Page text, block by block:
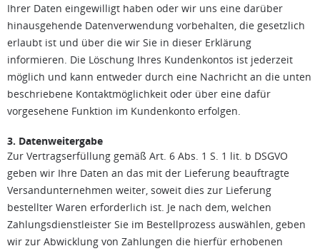
Ihrer Daten eingewilligt haben oder wir uns eine darüber
hinausgehende Datenverwendung vorbehalten, die gesetzlich
erlaubt ist und über die wir Sie in dieser Erklärung
informieren. Die Löschung Ihres Kundenkontos ist jederzeit
möglich und kann entweder durch eine Nachricht an die unten
beschriebene Kontaktmöglichkeit oder über eine dafür
vorgesehene Funktion im Kundenkonto erfolgen.
3. Datenweitergabe
Zur Vertragserfüllung gemäß Art. 6 Abs. 1 S. 1 lit. b DSGVO
geben wir Ihre Daten an das mit der Lieferung beauftragte
Versandunternehmen weiter, soweit dies zur Lieferung
bestellter Waren erforderlich ist. Je nach dem, welchen
Zahlungsdienstleister Sie im Bestellprozess auswählen, geben
wir zur Abwicklung von Zahlungen die hierfür erhobenen